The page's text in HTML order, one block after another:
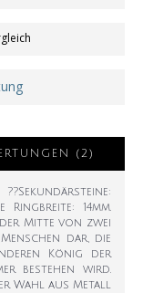
(2)
Ringbreite: 14mm.
Mitte von zwei
dar, die
König der
bestehen wird.
Wahl aus Metall